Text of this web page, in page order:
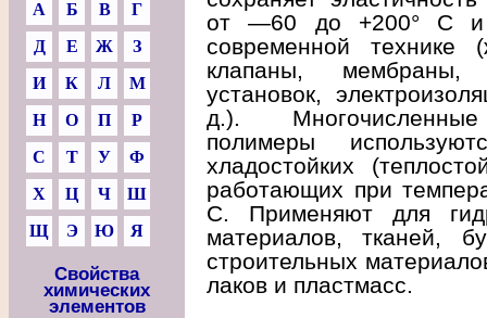
А Б В
Г
Д
Е Ж
З
И
К Л
М
Н
О П
Р
С
Т У
Ф
Х
Ц Ч
Ш
Щ
Э Ю Я
Свойства
химических
элементов
от —60 до +200° C и
современной технике
клапаны, мембраны,
установок,
д.). Многочисленные
полимеры
хладостойких
работающих при
C. Применяют для
материалов, тканей,
строительных
лаков и пластмасс.